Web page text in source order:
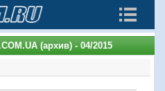
(архив) - 04/2015